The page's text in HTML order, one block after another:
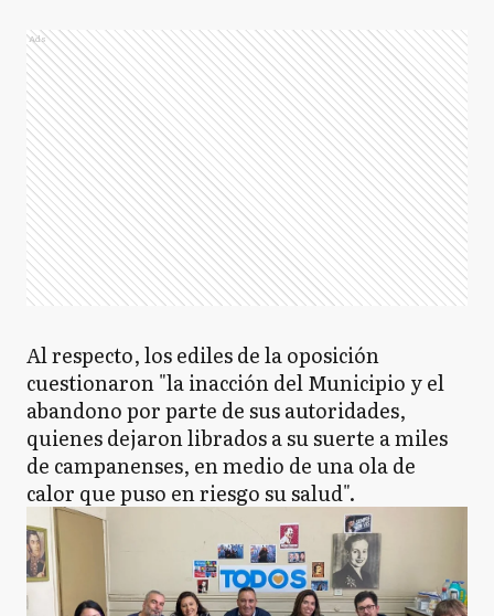
Ads
Al respecto, los ediles de la oposición
cuestionaron "la inacción del Municipio y el
abandono por parte de sus autoridades,
quienes dejaron librados a su suerte a miles
de campanenses, en medio de una ola de
calor que puso en riesgo su salud".